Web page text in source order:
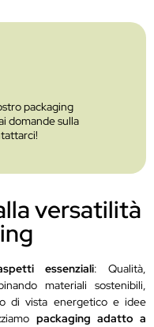
packaging
domande sulla
versatilità
essenziali: Qualità,
materiali sostenibili,
di vista energetico e idee
packaging adatto a